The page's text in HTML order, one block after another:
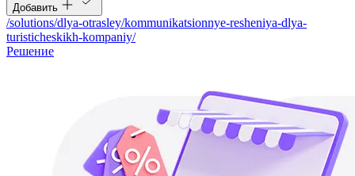
Добавить
/solutions/dlya-otrasley/kommunikatsionnye-resheniya-dlya-
turisticheskikh-kompaniy/
Решение